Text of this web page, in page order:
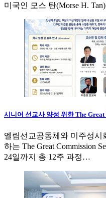
미국인 모스 탄(Morse H.
시니어 선교사 양성 위한 The
엘림선교공동체와 미주성시
하는 The Great Commission
24일까지 총 12주 과정…